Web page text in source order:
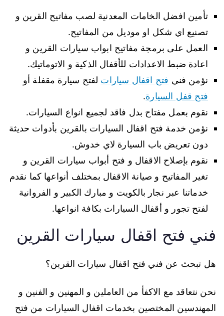
تأمين افضل الخامات المعدنية لصب مفاتيح القرين و
تصنيع اي شكل او موديل من المفاتيح.
العمل على برمجة مفاتيح ابواب سيارات القرين و
اعادة ضبط الاعدادات للأقفال الذكية و الاتوماتيك.
نؤمن فني فتح اقفال سيارات لفتح سيارة مقفلة أو
فتح قفل السيارة.
نقوم بعمل مفتاح بدل فاقد لجميع انواع السيارات.
نؤمن خدمة فتح اقفال السيارات بالقرين بأدوات حديثة
دون تعريض باب السيارة لاي خدوش.
نقوم بإصلاح الاقفال و فتح أبواب سيارات القرين و
تغير المفاتيح و صيانة الاقفال بمختلف أنواعها كما نقدم
خدماتنا عبر نجار بالكويت و مبارك الكبير و الفروانية
لفتح تجور و أقفال السيارات بكافة انواعها.
فني فتح اقفال سيارات القرين
هل تبحث عن فني فتح اقفال سيارات القرين؟
نحن نتعاقد مع الاكفأ من العاملين و المهنين و الفنين و
المهندسين المختصين بخدمات اقفال السيارات من فتح